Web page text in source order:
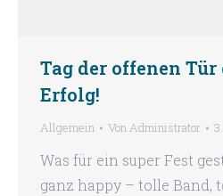
Tag der offenen
Erfolg!
Allgemein VonAdministrator
Was für ein super Fest
ganz happy – tolle Band,